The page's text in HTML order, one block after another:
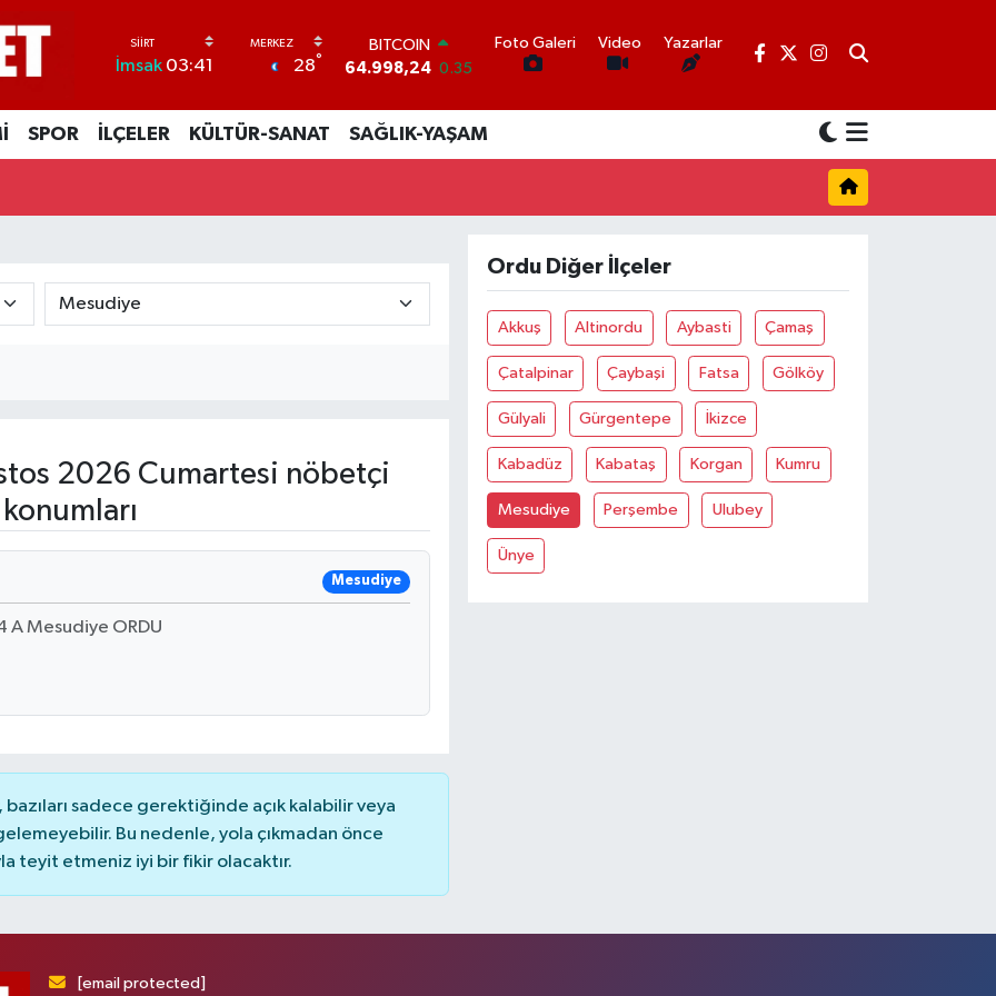
İmsak03:41 28°
BITCOIN
64.998,24 0.35
47,7436 0.18
EURO
55,2510 0.32
13.779
Foto Galeri Video Yazarlar
SPOR İLÇELER KÜLTÜR-SANAT SAĞLIK-YAŞAM
2026 Cumartesi nöbetçi
Mesudiye
A Mesudiye ORDU
sadece gerektiğinde açık kalabilir veya
Bu nedenle, yola çıkmadan önce
teyit etmeniz iyi bir fikir olacaktır.
Ordu Diğer İlçeler
Akkuş Altinordu Aybasti Çamaş
Çatalpinar Çaybaşi Fatsa Gölköy
Gülyali Gürgentepe İkizce
Kabadüz Kabataş Korgan Kumru
Mesudiye Perşembe Ulubey
Ünye
[email protected]